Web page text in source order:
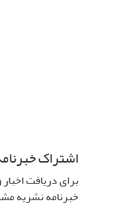
اشتراک
برای دریافت
خبرنامه نشریه